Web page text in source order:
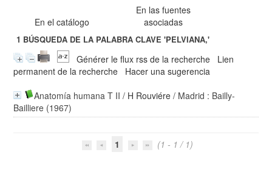
En el catálogo
En las fuentes
asociadas
1 BÚSQUEDA DE LA PALABRA CLAVE'PELVIANA,'
Générer le flux rss de la recherche
Lien
permanent de la recherche
Hacer una sugerencia
Anatomía humana T II / H Rouviére / Madrid : Bailly-
Bailliere (1967)
1 (1 - 1 / 1)